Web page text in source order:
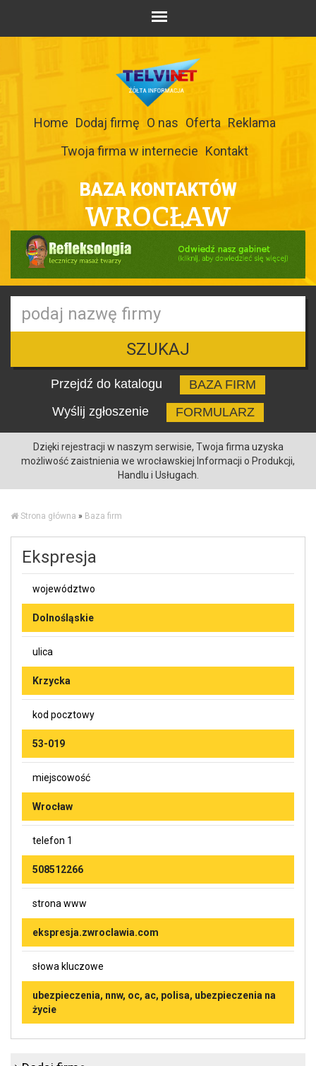
Home Dodaj firmę O nas Oferta Reklama
Twoja firma w internecie Kontakt
BAZA KONTAKTÓW
WROCŁAW
SZUKAJ
Przejdź do katalogu
BAZA FIRM
Wyślij zgłoszenie
FORMULARZ
Dzięki rejestracji w naszym serwisie, Twoja firma uzyska
możliwość zaistnienia we wrocławskiej Informacji o Produkcji,
Handlu i Usługach.
Strona główna » Baza firm
Ekspresja
województwo
Dolnośląskie
ulica
Krzycka
kod pocztowy
53-019
miejscowość
Wrocław
telefon 1
508512266
strona www
ekspresja.zwroclawia.com
słowa kluczowe
ubezpieczenia, nnw, oc, ac, polisa, ubezpieczenia na
życie